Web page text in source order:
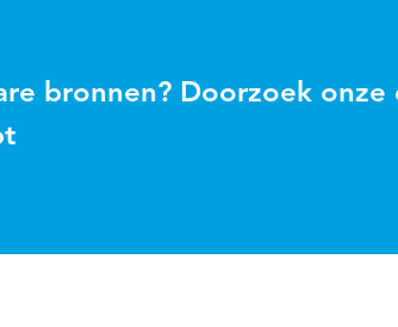
bronnen? Doorzoek onze